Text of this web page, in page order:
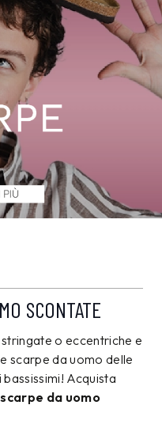
SCONTATE
o eccentriche e
scarpe da uomo delle
Acquista
scarpe da uomo